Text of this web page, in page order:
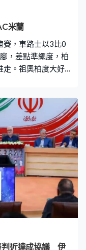
米蘭
賽，車路士以3比0
，差點準繩度，柏
走。祖奧柏度大好
秒，車路士2比
應角球，禁區頂
0比1不敵祖雲達
，要催谷一下狀態
，沒力度沒角度，
，插花但轟中門
遜，又是射近柱中
亞，星期日鬥柔佛
判近達成協議 伊